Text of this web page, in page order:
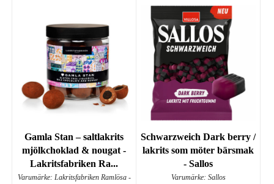
Gamla Stan – saltlakrits
mjölkchoklad & nougat -
Lakritsfabriken Ra...
Varumärke: Lakritsfabriken Ramlösa -
Schwarzweich Dark berry /
lakrits som möter bärsmak
- Sallos
Varumärke: Sallos